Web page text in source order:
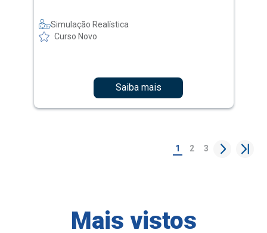
Simulação Realística
Curso Novo
Saiba mais
1 2 3
Mais vistos